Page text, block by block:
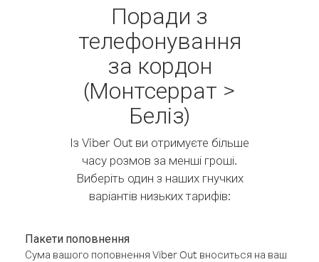
Поради з
телефонування
за кордон
(Монтсеррат >
Беліз)
Із Viber Out ви отримуєте більше
часу розмов за менші гроші.
Виберіть один з наших гнучких
варіантів низьких тарифів:
Пакети поповнення
Сума вашого поповнення Viber Out вноситься на ваш